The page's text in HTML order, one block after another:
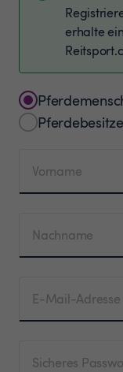
erhalte
Vorname
Nachname
E-Mail-Adresse
Sicheres